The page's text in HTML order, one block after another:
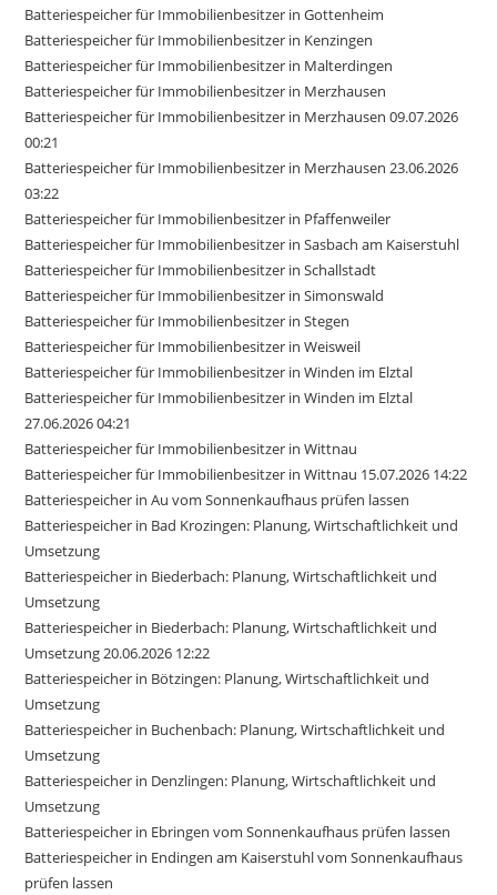
Batteriespeicher für Immobilienbesitzer in Gottenheim
Batteriespeicher für Immobilienbesitzer in Kenzingen
Batteriespeicher für Immobilienbesitzer in Malterdingen
Batteriespeicher für Immobilienbesitzer in Merzhausen
Batteriespeicher für Immobilienbesitzer in Merzhausen 09.07.2026
00:21
Batteriespeicher für Immobilienbesitzer in Merzhausen 23.06.2026
03:22
Batteriespeicher für Immobilienbesitzer in Pfaffenweiler
Batteriespeicher für Immobilienbesitzer in Sasbach am Kaiserstuhl
Batteriespeicher für Immobilienbesitzer in Schallstadt
Batteriespeicher für Immobilienbesitzer in Simonswald
Batteriespeicher für Immobilienbesitzer in Stegen
Batteriespeicher für Immobilienbesitzer in Weisweil
Batteriespeicher für Immobilienbesitzer in Winden im Elztal
Batteriespeicher für Immobilienbesitzer in Winden im Elztal
27.06.2026 04:21
Batteriespeicher für Immobilienbesitzer in Wittnau
Batteriespeicher für Immobilienbesitzer in Wittnau 15.07.2026 14:22
Batteriespeicher in Au vom Sonnenkaufhaus prüfen lassen
Batteriespeicher in Bad Krozingen: Planung, Wirtschaftlichkeit und
Umsetzung
Batteriespeicher in Biederbach: Planung, Wirtschaftlichkeit und
Umsetzung
Batteriespeicher in Biederbach: Planung, Wirtschaftlichkeit und
Umsetzung 20.06.2026 12:22
Batteriespeicher in Bötzingen: Planung, Wirtschaftlichkeit und
Umsetzung
Batteriespeicher in Buchenbach: Planung, Wirtschaftlichkeit und
Umsetzung
Batteriespeicher in Denzlingen: Planung, Wirtschaftlichkeit und
Umsetzung
Batteriespeicher in Ebringen vom Sonnenkaufhaus prüfen lassen
Batteriespeicher in Endingen am Kaiserstuhl vom Sonnenkaufhaus
prüfen lassen